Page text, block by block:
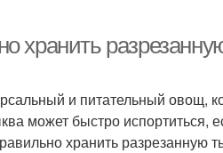
хранить
и питательный овощ,
может быстро
хранить разрезанную